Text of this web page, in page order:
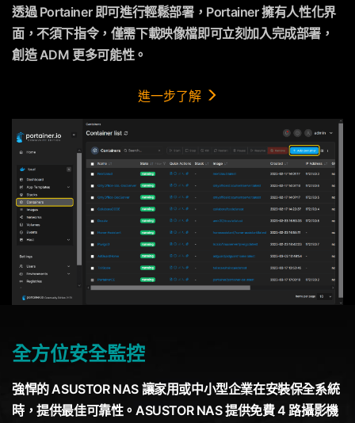
透過 Portainer 即可進行輕鬆部署，Portainer 擁有人性化界
面，不須下指令，僅需下載映像檔即可立刻加入完成部署，
創造 ADM 更多可能性。
進一步了解
全方位安全監控
強悍的 ASUSTOR NAS 讓家用或中小型企業在安裝保全系統
時，提供最佳可靠性。ASUSTOR NAS 提供免費 4 路攝影機